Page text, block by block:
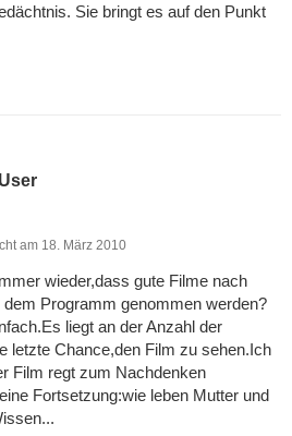
Sie bringt es auf den Punkt
am 18. März 2010
wieder,dass gute Filme nach
Programm genommen werden?
liegt an der Anzahl der
letzte Chance,den Film zu sehen.Ich
Film regt zum Nachdenken
Fortsetzung:wie leben Mutter und